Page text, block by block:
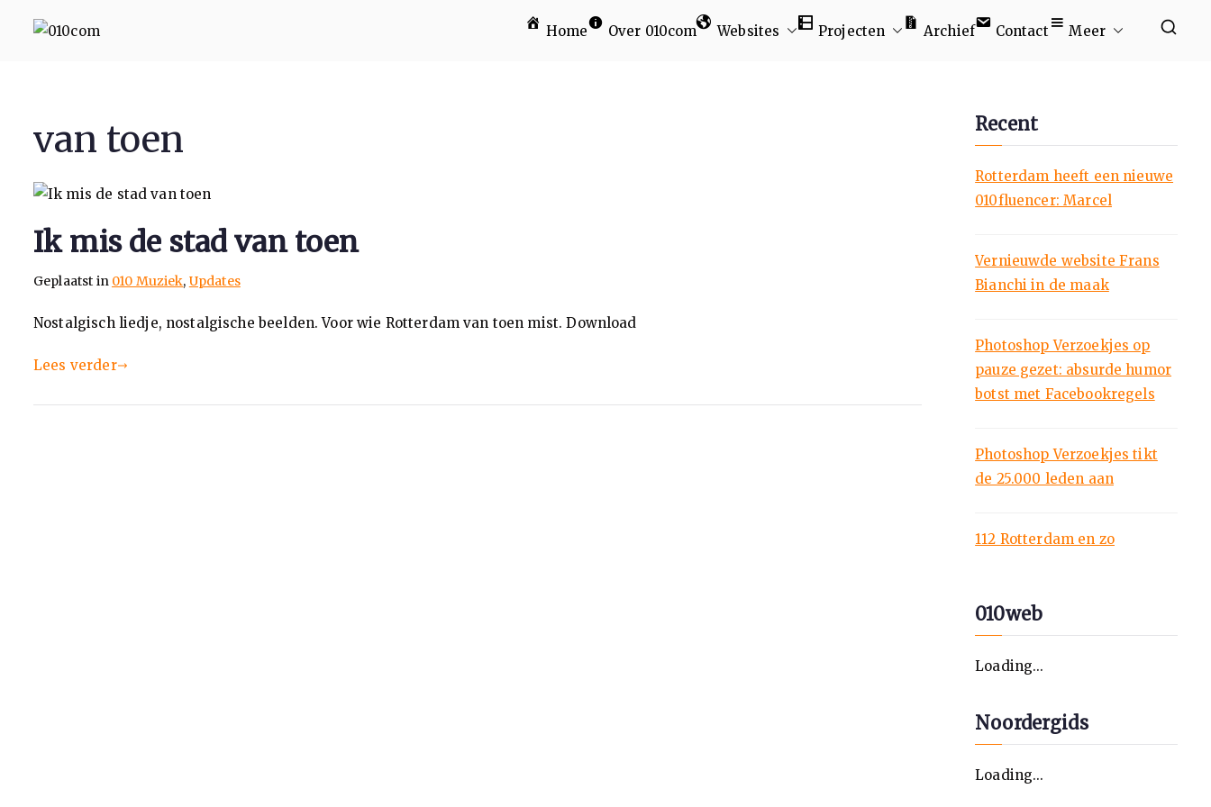
Home Over 010com Websites Projecten Archief Contact Meer
van toen
Ik mis de stad van toen
Geplaatst in 010 Muziek, Updates
Nostalgisch liedje, nostalgische beelden. Voor wie Rotterdam van toen mist. Download
Lees verder
Recent
Rotterdam heeft een nieuwe
010fluencer: Marcel
Vernieuwde website Frans
Bianchi in de maak
Photoshop Verzoekjes op
pauze gezet: absurde humor
botst met Facebookregels
Photoshop Verzoekjes tikt
de 25.000 leden aan
112 Rotterdam en zo
010web
Loading...
Noordergids
Loading...